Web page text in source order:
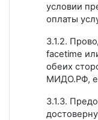
условии
оплаты
3.1.2.
facetime
обеих
МИДО.РФ,
3.1.3.